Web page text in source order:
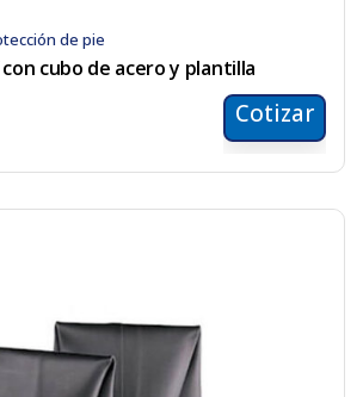
de pie
cubo de acero y plantilla
Cotizar